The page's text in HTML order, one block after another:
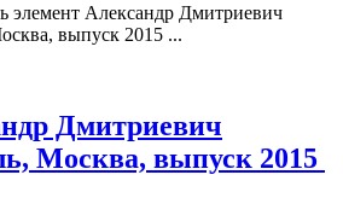
элемент Александр Дмитриевич
выпуск 2015 ...
Дмитриевич
Москва, выпуск 2015